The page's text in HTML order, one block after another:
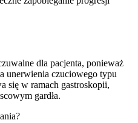
dla pacjenta, ponieważ
unerwienia czuciowego typu
się w ramach gastroskopii,
gardła.